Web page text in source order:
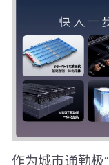
作为城市通勤极